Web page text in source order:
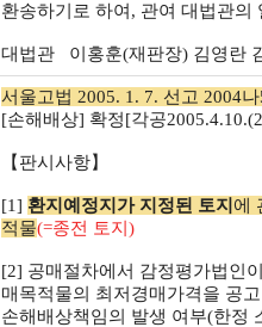
환송하기로 하여, 관여 대법관
대법관 이홍훈(재판장) 김영란
서울고법 2005. 1. 7. 선고 2004
[손해배상] 확정[각공
【판시사항】
[1] 환지예정지가 지정된 토지 에
적물(=종전 토지)
[2] 공매절차에서 감정평가법인
매목적물의 최저경매가격을 공
손해배상책임의 발생 여부(한정